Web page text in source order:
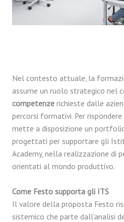
Nel contesto attuale, la
assume un ruolo strategico nel
competenzerichieste dalle
percorsi formativi. Per
mette a disposizione un
progettati per supportare gli
Academy, nella realizzazione di
orientati al mondo produttivo.
Come Festo supporta gli ITS
Il valore della proposta Festo
sistemico che parte dall’analisi